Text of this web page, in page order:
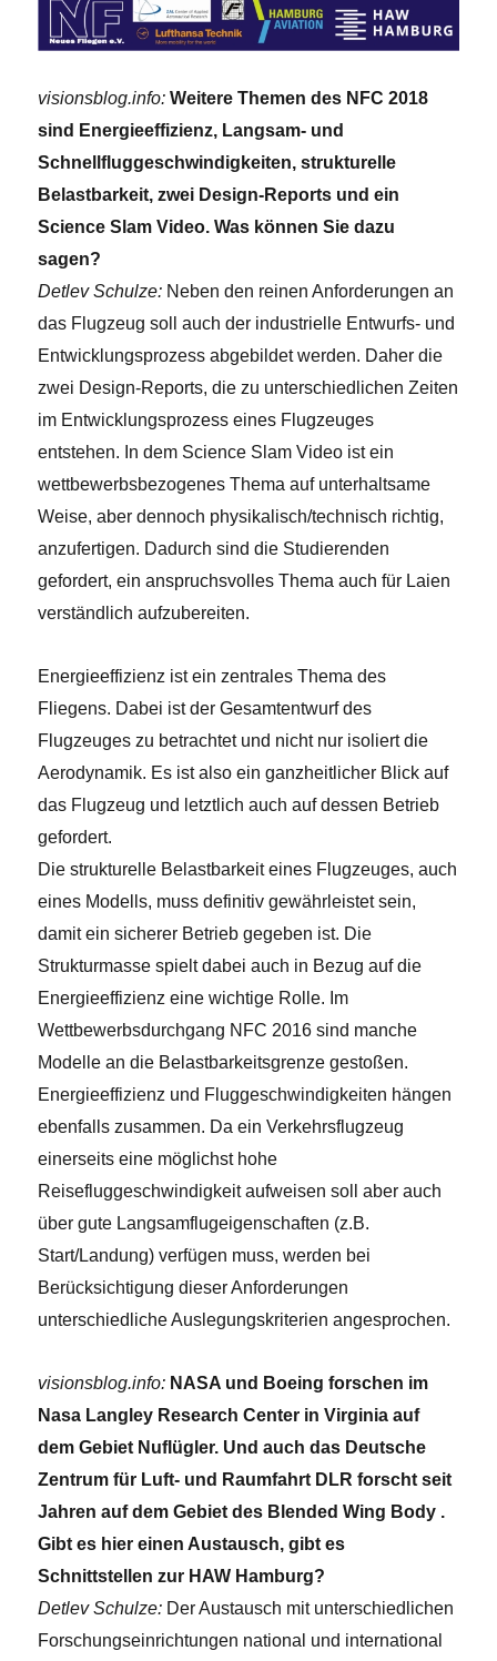
visionsblog.info: Weitere Themen des NFC 2018
sind Energieeffizienz, Langsam- und
Schnellfluggeschwindigkeiten, strukturelle
Belastbarkeit, zwei Design-Reports und ein
Science Slam Video. Was können Sie dazu
sagen?
Detlev Schulze: Neben den reinen Anforderungen an
das Flugzeug soll auch der industrielle Entwurfs- und
Entwicklungsprozess abgebildet werden. Daher die
zwei Design-Reports, die zu unterschiedlichen Zeiten
im Entwicklungsprozess eines Flugzeuges
entstehen. In dem Science Slam Video ist ein
wettbewerbsbezogenes Thema auf unterhaltsame
Weise, aber dennoch physikalisch/technisch richtig,
anzufertigen. Dadurch sind die Studierenden
gefordert, ein anspruchsvolles Thema auch für Laien
verständlich aufzubereiten.
Energieeffizienz ist ein zentrales Thema des
Fliegens. Dabei ist der Gesamtentwurf des
Flugzeuges zu betrachtet und nicht nur isoliert die
Aerodynamik. Es ist also ein ganzheitlicher Blick auf
das Flugzeug und letztlich auch auf dessen Betrieb
gefordert.
Die strukturelle Belastbarkeit eines Flugzeuges, auch
eines Modells, muss definitiv gewährleistet sein,
damit ein sicherer Betrieb gegeben ist. Die
Strukturmasse spielt dabei auch in Bezug auf die
Energieeffizienz eine wichtige Rolle. Im
Wettbewerbsdurchgang NFC 2016 sind manche
Modelle an die Belastbarkeitsgrenze gestoßen.
Energieeffizienz und Fluggeschwindigkeiten hängen
ebenfalls zusammen. Da ein Verkehrsflugzeug
einerseits eine möglichst hohe
Reisefluggeschwindigkeit aufweisen soll aber auch
über gute Langsamflugeigenschaften (z.B.
Start/Landung) verfügen muss, werden bei
Berücksichtigung dieser Anforderungen
unterschiedliche Auslegungskriterien angesprochen.
visionsblog.info: NASA und Boeing forschen im
Nasa Langley Research Center in Virginia auf
dem Gebiet Nuflügler. Und auch das Deutsche
Zentrum für Luft- und Raumfahrt DLR forscht seit
Jahren auf dem Gebiet des Blended Wing Body .
Gibt es hier einen Austausch, gibt es
Schnittstellen zur HAW Hamburg?
Detlev Schulze: Der Austausch mit unterschiedlichen
Forschungseinrichtungen national und international